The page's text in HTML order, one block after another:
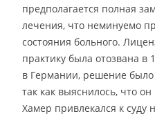
предполагается полная
лечения, что неминуемо
состояния больного.
практику была отозвана в
в Германии, решение было
так как выяснилось, что
Хамер привлекался к суду